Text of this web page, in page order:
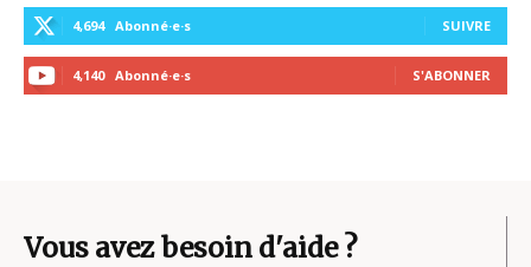
4,694 Abonné·e·s SUIVRE
4,140 Abonné·e·s S'ABONNER
Vous avez besoin d'aide ?